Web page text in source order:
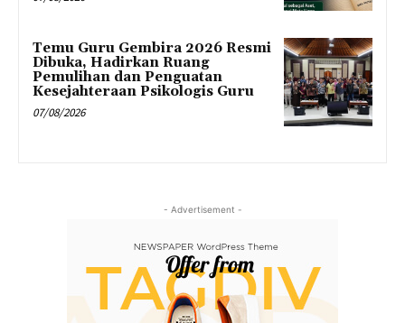
Temu Guru Gembira 2026 Resmi
Dibuka, Hadirkan Ruang
Pemulihan dan Penguatan
Kesejahteraan Psikologis Guru
07/08/2026
- Advertisement -